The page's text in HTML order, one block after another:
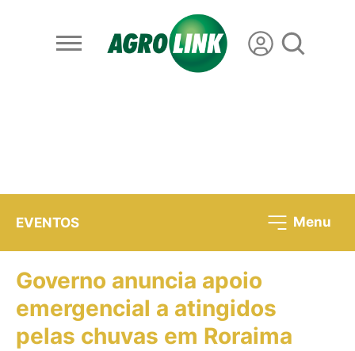
EVENTOS Menu
Governo anuncia apoio
emergencial a atingidos
pelas chuvas em Roraima